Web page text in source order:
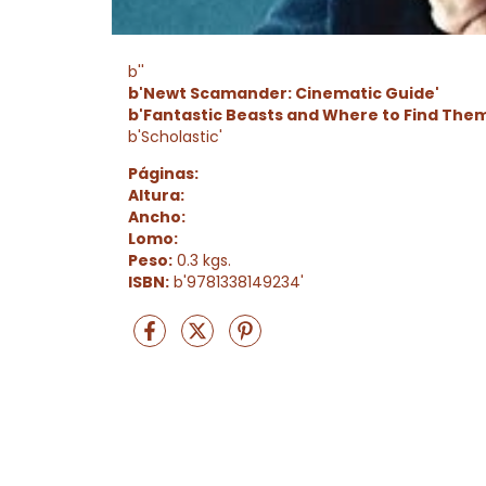
b''
b'Newt Scamander: Cinematic Guide'
b'Fantastic Beasts and Where to Find
b'Scholastic'
Páginas:
Altura:
Ancho:
Lomo:
Peso: 0.3 kgs.
ISBN: b'9781338149234'